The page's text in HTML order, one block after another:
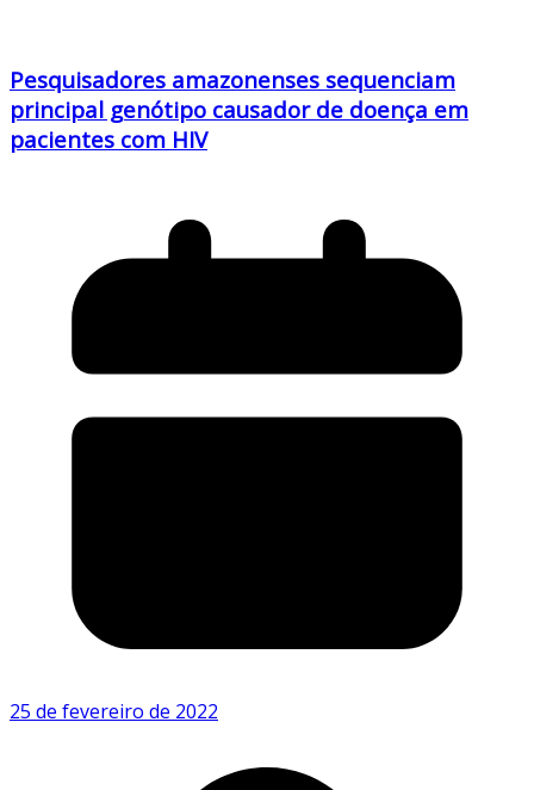
Pesquisadores amazonenses sequenciam
principal genótipo causador de doença em
pacientes com HIV
25 de fevereiro de 2022